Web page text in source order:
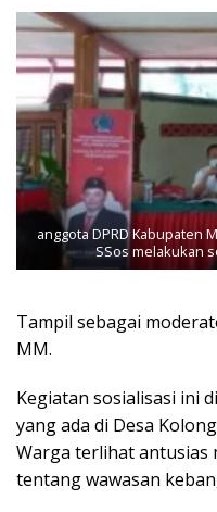
anggota DPRD Kabupaten
SSos melakukan
Tampil sebagai
MM.
Kegiatan sosialisasi ini
yang ada di Desa
Warga terlihat antusias
tentang wawasan